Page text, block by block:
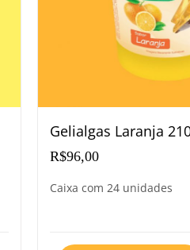
Gelialgas Laranja
Caixa com 24 unidades
R$96,00